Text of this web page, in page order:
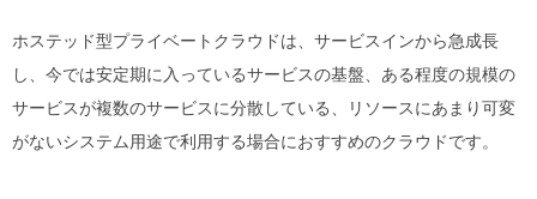
ホステッド型プライベートクラウドは、サービスインから急成長
し、今では安定期に入っているサービスの基盤、ある程度の規模の
サービスが複数のサービスに分散している、リソースにあまり可変
がないシステム用途で利用する場合におすすめのクラウドです。